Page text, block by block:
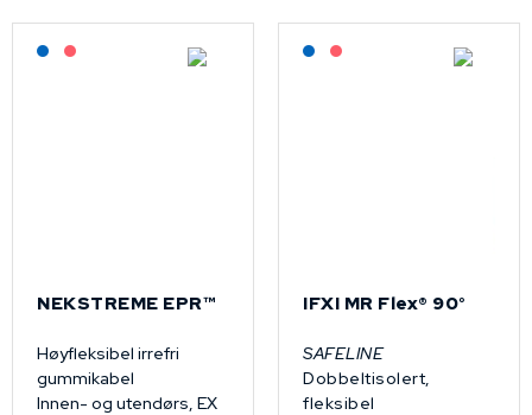
Lagerført: NEK Kabel
På forespørsel
NEKSTREME EPR™
Høyfleksibel irrefri
gummikabel
Innen- og utendørs, EX
Lagerført: NEK Kabel
På forespørsel
IFXI MR Flex® 90°
SAFELINE
Dobbeltisolert,
fleksibel